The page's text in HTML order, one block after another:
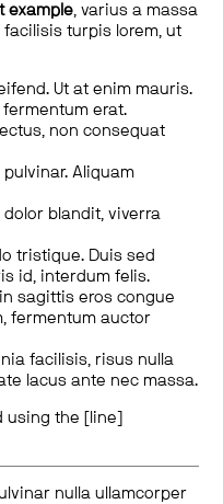
example, varius a massa
facilisis turpis lorem, ut
Ut at enim mauris.
erat.
non consequat
Aliquam
blandit, viverra
tristique. Duis sed
id, interdum felis.
sagittis eros congue
fermentum auctor
facilisis, risus nulla
lacus ante nec massa.
using the [line]
nulla ullamcorper